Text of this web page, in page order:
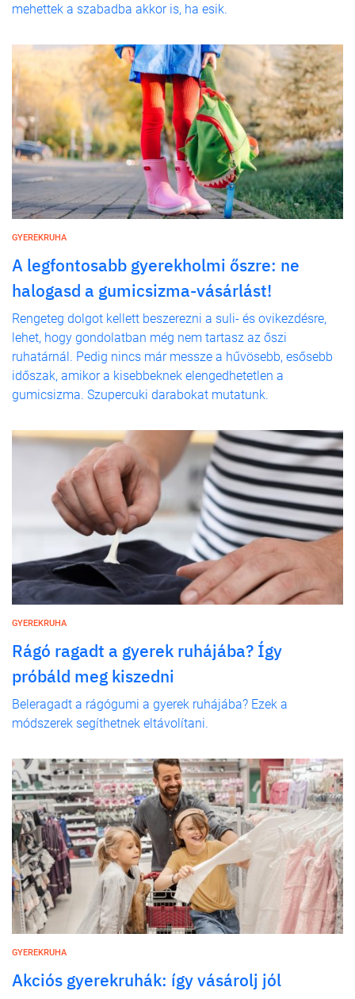
mehettek a szabadba akkor is, ha esik.
GYEREKRUHA
A legfontosabb gyerekholmi őszre: ne
halogasd a gumicsizma-vásárlást!
Rengeteg dolgot kellett beszerezni a suli- és ovikezdésre,
lehet, hogy gondolatban még nem tartasz az őszi
ruhatárnál. Pedig nincs már messze a hűvösebb, esősebb
időszak, amikor a kisebbeknek elengedhetetlen a
gumicsizma. Szupercuki darabokat mutatunk.
GYEREKRUHA
Rágó ragadt a gyerek ruhájába? Így
próbáld meg kiszedni
Beleragadt a rágógumi a gyerek ruhájába? Ezek a
módszerek segíthetnek eltávolítani.
GYEREKRUHA
Akciós gyerekruhák: így vásárolj jól